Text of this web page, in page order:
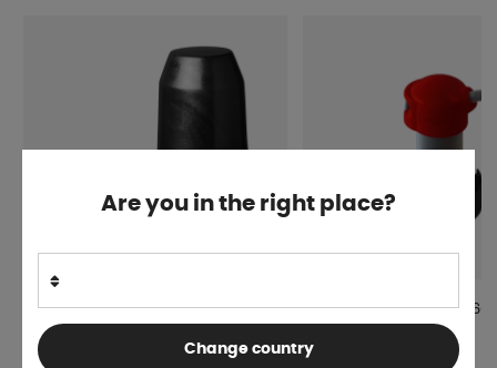
ProPlus Dragkroksskydd Plast Med
Ring
AL-KO Rangerhandtag
Are you in the right place?
Change country